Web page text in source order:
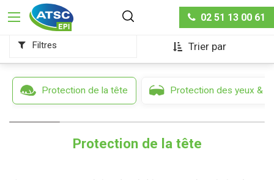
02 51 13 00 61
Protection de la tête
Filtres Trier par
Protection de la tête Protection des yeux &
Protection de la tête